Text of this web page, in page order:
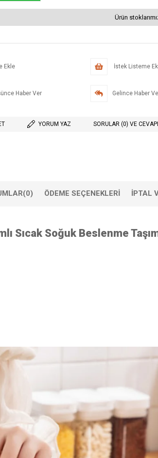
Ürün
Ekle İstek Listeme
Haber Ver Gelince Haber
YORUM YAZ SORULAR (0) VE
(0) ÖDEME SEÇENEKLERI IPTAL
Sıcak Soğuk Beslenme